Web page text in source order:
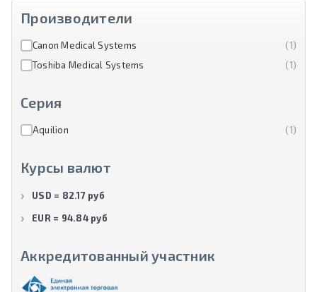
Производители
Canon Medical Systems
(1)
Toshiba Medical Systems
(1)
Серия
Aquilion (1)
Курсы валют
USD = 82.17 руб
EUR = 94.84 руб
Аккредитованный участник